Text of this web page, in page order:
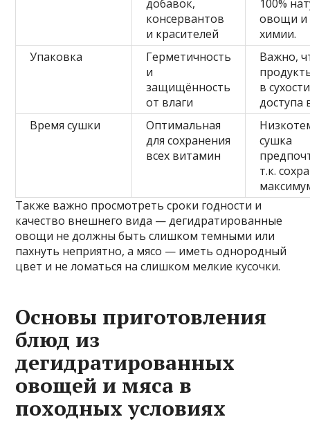
добавок,
консервантов
и красителей
100%
овощи и
химии.
Упаковка
Герметичность
и
защищённость
от влаги
Важно,
в
доступа
Время сушки
Оптимальная
для сохранения
всех витамин
сушка
т.к.
Также важно просмотреть сроки годности и
качество внешнего вида — дегидратированные
овощи не должны быть слишком темными или
пахнуть неприятно, а мясо — иметь однородный
цвет и не ломаться на слишком мелкие кусочки.
Основы приготовления
блюд из
дегидратированных
овощей и мяса в
походных условиях